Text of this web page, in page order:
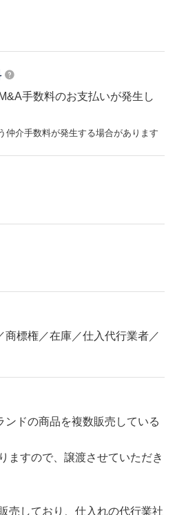
手数料のお支払いが発生し
仲介手数料が発生する場合があります
商標権／在庫／仕入代行業者／
ンドの商品を複数販売している
ますので、譲渡させていただき
売しており、仕入れの代行業社